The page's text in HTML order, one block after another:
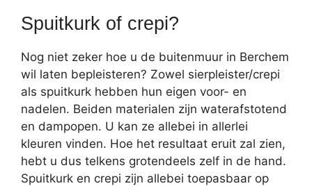
Spuitkurk of crepi?
Nog niet zeker hoe u de buitenmuur in Berchem
wil laten bepleisteren? Zowel sierpleister/crepi
als spuitkurk hebben hun eigen voor- en
nadelen. Beiden materialen zijn waterafstotend
en dampopen. U kan ze allebei in allerlei
kleuren vinden. Hoe het resultaat eruit zal zien,
hebt u dus telkens grotendeels zelf in de hand.
Spuitkurk en crepi zijn allebei toepasbaar op